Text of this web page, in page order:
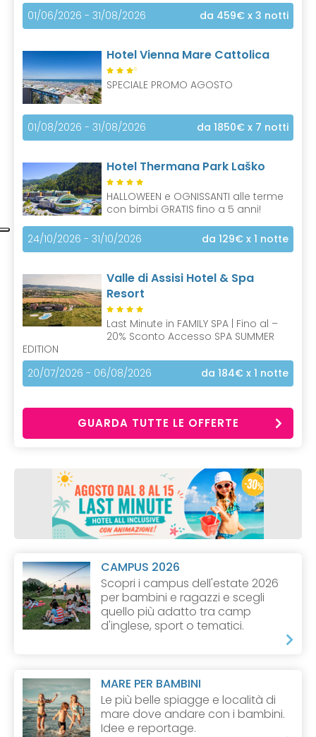
01/06/2026 - 31/08/2026
da 459€ x 3 notti
Hotel Vienna Mare Cattolica
S
SPECIALE PROMO AGOSTO
01/08/2026 - 31/08/2026 da 1850€ x 7 notti
Hotel Thermana Park Laško
HALLOWEEN e OGNISSANTI alle terme
con bimbi GRATIS fino a 5 anni!
24/10/2026 - 31/10/2026 da 129€ x 1 notte
Valle di Assisi Hotel & Spa
Resort
Last Minute in FAMILY SPA | Fino al –
20% Sconto Accesso SPA SUMMER
EDITION
20/07/2026 - 06/08/2026
da 184€ x 1 notte
GUARDA TUTTE LE OFFERTE
CAMPUS 2026
Scopri i campus dell'estate 2026
per bambini e ragazzi e scegli
quello più adatto tra camp
d'inglese, sport o tematici.
MARE PER BAMBINI
Le più belle spiagge e località di
mare dove andare con i bambini.
Idee e reportage.